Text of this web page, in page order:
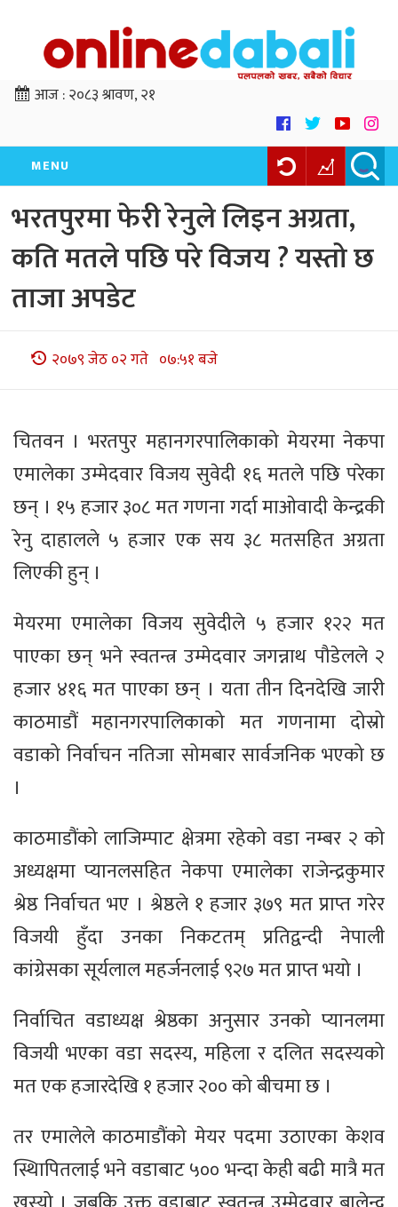
आज :२०८३ श्रावण, २१
MENU
भरतपुरमा फेरी रेनुले लिइन अग्रता,
कति मतले पछि परे विजय ? यस्तो छ
ताजा अपडेट
२०७९ जेठ ०२ गते ०७:५१ बजे
चितवन । भरतपुर महानगरपालिकाको मेयरमा नेकपा
एमालेका उम्मेदवार विजय सुवेदी १६ मतले पछि परेका
छन् । १५ हजार ३०८ मत गणना गर्दा माओवादी केन्द्रकी
रेनु दाहालले ५ हजार एक सय ३८ मतसहित अग्रता
लिएकी हुन् ।
मेयरमा एमालेका विजय सुवेदीले ५ हजार १२२ मत
पाएका छन् भने स्वतन्त्र उम्मेदवार जगन्नाथ पौडेलले २
हजार ४१६ मत पाएका छन् । यता तीन दिनदेखि जारी
काठमाडौं महानगरपालिकाको मत गणनामा दोस्रो
वडाको निर्वाचन नतिजा सोमबार सार्वजनिक भएको छ
।
काठमाडौंको लाजिम्पाट क्षेत्रमा रहेको वडा नम्बर २ को
अध्यक्षमा प्यानलसहित नेकपा एमालेका राजेन्द्रकुमार
श्रेष्ठ निर्वाचत भए । श्रेष्ठले १ हजार ३७९ मत प्राप्त गरेर
विजयी हुँदा उनका निकटतम् प्रतिद्वन्दी नेपाली
कांग्रेसका सूर्यलाल महर्जनलाई ९२७ मत प्राप्त भयो ।
निर्वाचित वडाध्यक्ष श्रेष्ठका अनुसार उनको प्यानलमा
विजयी भएका वडा सदस्य, महिला र दलित सदस्यको
मत एक हजारदेखि १ हजार २०० को बीचमा छ ।
तर एमालेले काठमाडौंको मेयर पदमा उठाएका केशव
स्थिापितलाई भने वडाबाट ५०० भन्दा केही बढी मात्रै मत